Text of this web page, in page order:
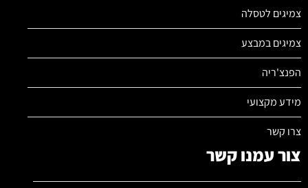
צמיגים לטסלה
צמיגים במבצע
הפנצ'ריה
מידע מקצועי
צרו קשר
צור עמנו קשר